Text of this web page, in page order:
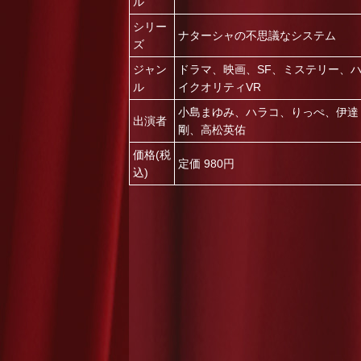
シリー
ズ
ナターシャの不思議なシステム
ジャン
ル
ドラマ 映画 SF ミステリー
ハ
イクオリティVR
出演者
小島まゆみ ハラコ りっぺ
伊達
剛
高松英佑
価格(税
込)
定価 980円